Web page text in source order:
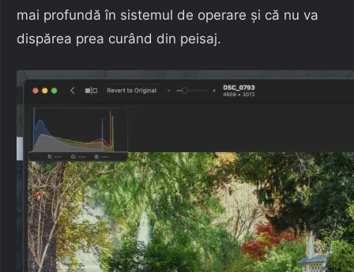
mai profundă în sistemul de operare și că nu va
dispărea prea curând din peisaj.